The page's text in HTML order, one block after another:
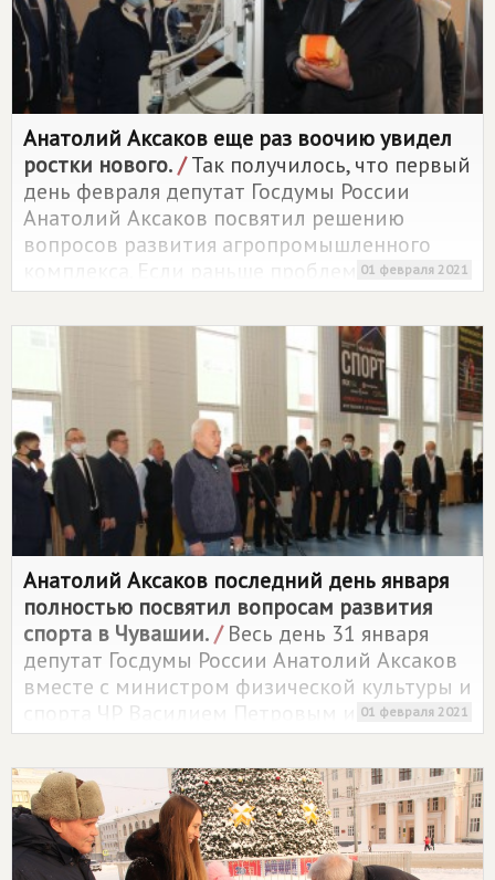
Анатолий Аксаков еще раз воочию увидел
ростки нового./Так получилось, что первый
день февраля депутат Госдумы России
Анатолий Аксаков посвятил решению
вопросов развития агропромышленного
комплекса. Если раньше проблемы АПК в
Чувашии считались самыми острыми и
почти не решаемыми, то с приходом новых
людей в верхние эшелоны власти
положение изменилось в лучшую сторону.
01 февраля 2021
Анатолий Аксаков последний день января
полностью посвятил вопросам развития
спорта в Чувашии./Весь день 31 января
депутат Госдумы России Анатолий Аксаков
вместе с министром физической культуры и
спорта ЧР Василием Петровым и депутатом
Госсовета Чувашии Сергеем Семеновым
занимался проблемой развития
физкультуры и спорта в республике.
01 февраля 2021